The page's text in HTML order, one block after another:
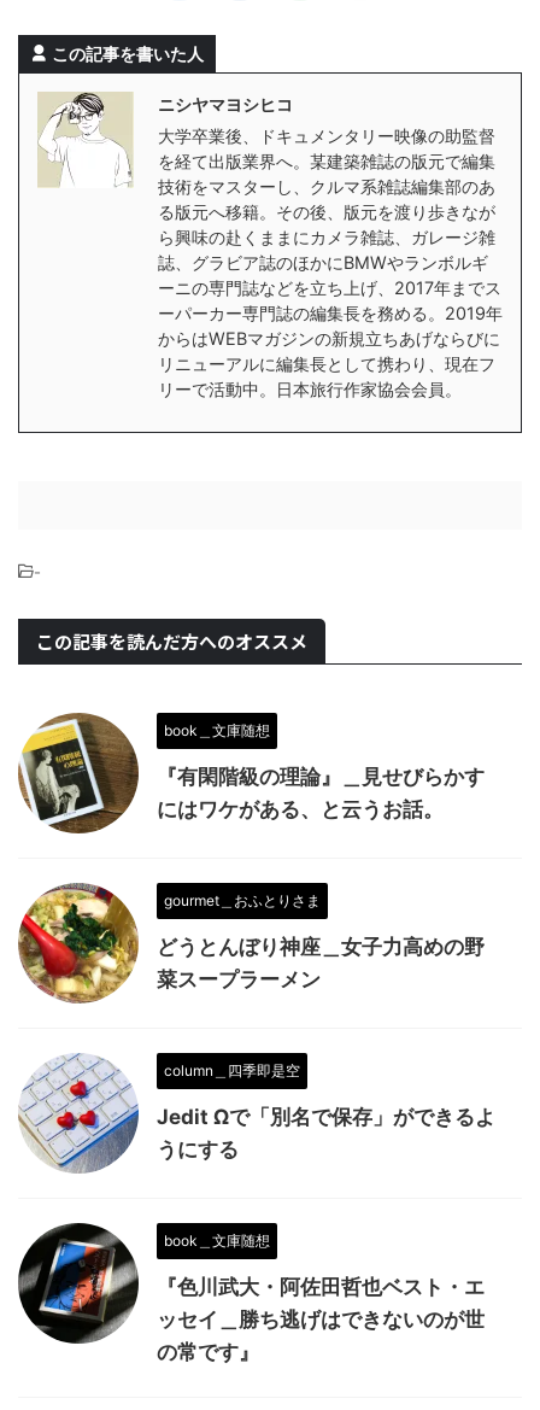
この記事を書いた人
ニシヤマヨシヒコ
大学卒業後、ドキュメンタリー映像の助監督
を経て出版業界へ。某建築雑誌の版元で編集
技術をマスターし、クルマ系雑誌編集部のあ
る版元へ移籍。その後、版元を渡り歩きなが
ら興味の赴くままにカメラ雑誌、ガレージ雑
誌、グラビア誌のほかにBMWやランボルギ
ーニの専門誌などを立ち上げ、2017年までス
ーパーカー専門誌の編集長を務める。2019年
からはWEBマガジンの新規立ちあげならびに
リニューアルに編集長として携わり、現在フ
リーで活動中。日本旅行作家協会会員。
-
この記事を読んだ方へのオススメ
book＿文庫随想
『有閑階級の理論』＿見せびらかす
にはワケがある、と云うお話。
gourmet＿おふとりさま
どうとんぼり神座＿女子力高めの野
菜スープラーメン
column＿四季即是空
Jedit Ωで「別名で保存」ができるよ
うにする
book＿文庫随想
『色川武大・阿佐田哲也ベスト・エ
ッセイ＿勝ち逃げはできないのが世
の常です』